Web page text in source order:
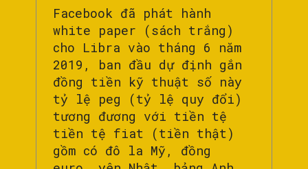
Facebook đã phát hành
white paper (sách trắng)
cho Libra vào tháng 6 năm
2019, ban đầu dự định gắn
đồng tiền kỹ thuật số này
tỷ lệ peg (tỷ lệ quy đổi)
tương đương với tiền tệ
tiền tệ fiat (tiền thật)
gồm có đô la Mỹ, đồng